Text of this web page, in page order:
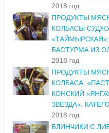
2018 год
ПРОДУКТЫ
КОЛБАСЫ
БАСТУРМА ИЗ
2018 год
ПРОДУКТЫ
КОЛБАСА:
КОНСКИЙ
ЗВЕЗДА».
2018 год
БЛИНЧИКИ С